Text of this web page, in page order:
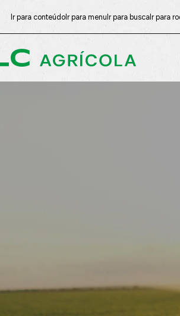
Ir para conteúdoIr para menuIr para buscaIr para